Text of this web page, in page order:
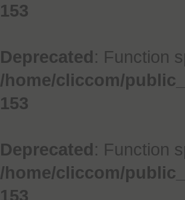
153
Deprecated: Function
/home/cliccom/
153
Deprecated: Function
/home/cliccom/
153